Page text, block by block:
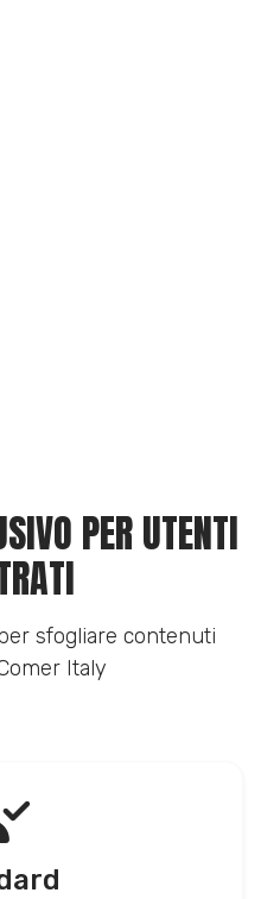
PER UTENTI
sfogliare contenuti
Italy